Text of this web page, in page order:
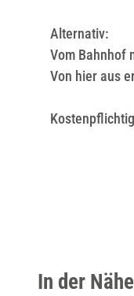
Alternativ:
Vom Bahnhof
Von hier aus
In der Nähe